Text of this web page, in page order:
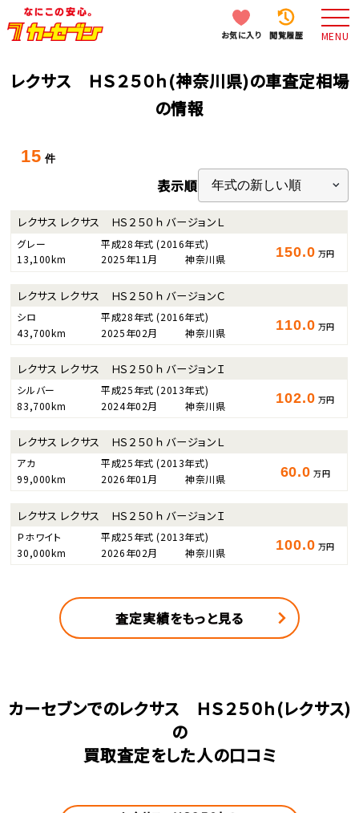
お気に入り 閲覧履歴 MENU
レクサス ＨＳ２５０ｈ(神奈川県)の車査定相場
の情報
15 件
表示順
レクサス レクサス ＨＳ２５０ｈ バージョンＬ
グレー 平成28年式(2016年式)
13,100km
2025年11月 神奈川県 150.0 万円
レクサス レクサス ＨＳ２５０ｈ バージョンＣ
シロ 平成28年式(2016年式)
43,700km
2025年02月 神奈川県 110.0 万円
レクサス レクサス ＨＳ２５０ｈ バージョンＩ
シルバー 平成25年式(2013年式)
83,700km
2024年02月 神奈川県 102.0 万円
レクサス レクサス ＨＳ２５０ｈ バージョンＬ
アカ 平成25年式(2013年式)
99,000km
2026年01月 神奈川県 60.0 万円
レクサス レクサス ＨＳ２５０ｈ バージョンＩ
Ｐホワイト 平成25年式(2013年式)
30,000km
2026年02月 神奈川県 100.0 万円
査定実績をもっと見る
カーセブンでのレクサス ＨＳ２５０ｈ(レクサス)
の
買取査定をした人の口コミ